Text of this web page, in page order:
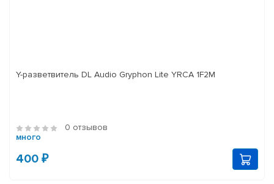
Y-разветвитель DL Audio Gryphon Lite YRCA 1F2M
0 отзывов
много
400 ₽